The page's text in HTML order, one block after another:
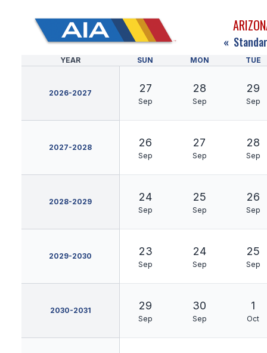
«
YEAR SUN MON TUE
2026-2027 27
Sep
28
Sep
29
Sep
2027-2028 26
Sep
27
Sep
28
Sep
2028-2029 24
Sep
25
Sep
26
Sep
2029-2030 23
Sep
24
Sep
25
Sep
2030-2031 29
Sep
30
Sep
1
Oct